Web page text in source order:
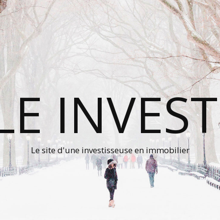
Le site d'une investisseuse en immobilier